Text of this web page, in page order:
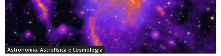
Astronomia, Astrofisica e Cosmologia